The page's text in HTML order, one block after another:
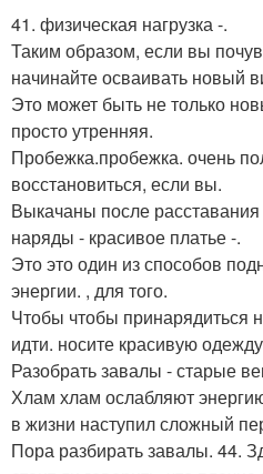
41. физическая нагрузка -.
Таким образом, если вы
начинайте осваивать новый
Это может быть не только
просто утренняя.
Пробежка.пробежка. очень
восстановиться, если вы.
Выкачаны после
наряды - красивое платье -.
Это это один из способов
энергии. , для того.
Чтобы чтобы принарядиться
идти. носите красивую
Разобрать завалы - старые
Хлам хлам ослабляют
в жизни наступил сложный
Пора разбирать завалы. 44.